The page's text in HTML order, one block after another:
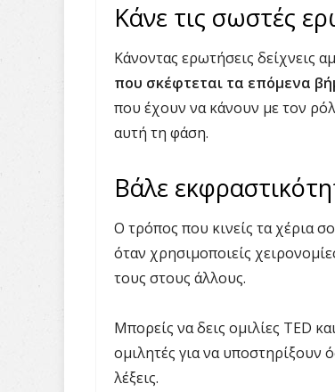
Κάνε τις σωστές
Κάνοντας ερωτήσεις δείχνεις
που σκέφτεται τα επόμενα
που έχουν να κάνουν με τον
αυτή τη φάση.
Βάλε
Ο τρόπος που κινείς τα χέρια
όταν χρησιμοποιείς
τους στους άλλους.
Μπορείς να δεις ομιλίες TED
ομιλητές για να υποστηρίξουν
λέξεις.